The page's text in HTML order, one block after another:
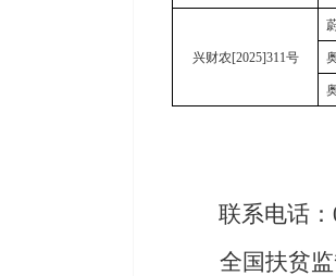
兴财农[2025]311号
联系电话：
全国扶贫监